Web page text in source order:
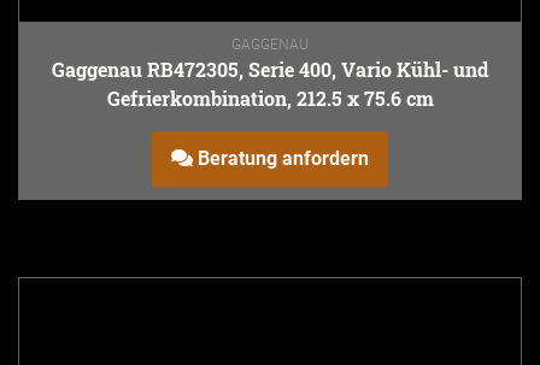
GAGGENAU
Gaggenau RB472305, Serie 400, Vario Kühl- und
Gefrierkombination, 212.5 x 75.6 cm
Beratung anfordern